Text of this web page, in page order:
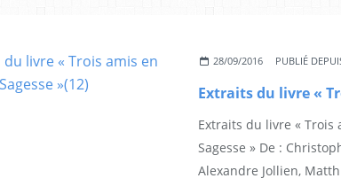
28/09/2016 PUBLIÉ
Extraits du livre « Trois
Sagesse » De :
Alexandre Jollien,